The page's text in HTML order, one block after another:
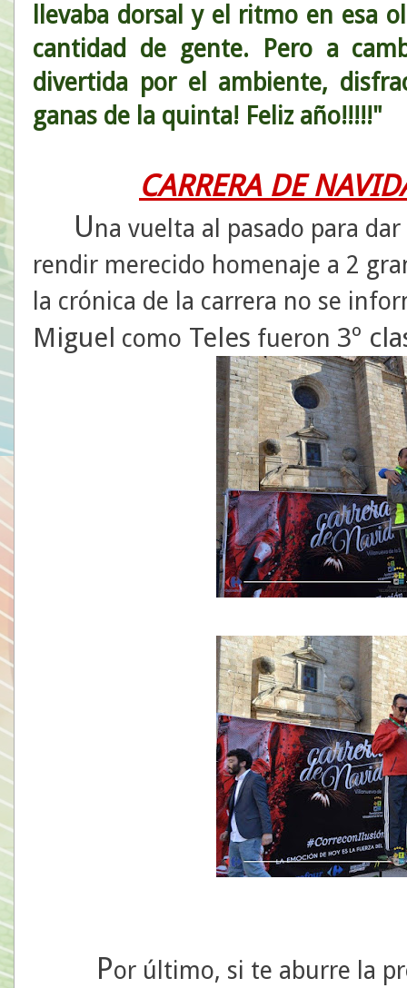
llevaba dorsal y el ritmo en esa
cantidad de gente. Pero a
divertida por el ambiente,
ganas de la quinta! Feliz año!!!!!"
CARRERA DE
Una vuelta al pasado para
rendir merecido homenaje a 2
la crónica de la carrera no se
Miguel como Teles fueron 3º
Por último, si te aburre la